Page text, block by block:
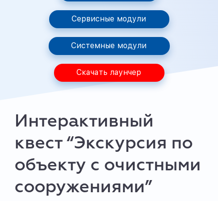
Сервисные модули
Системные модули
Скачать лаунчер
Интерактивный
квест “Экскурсия по
объекту с очистными
сооружениями”